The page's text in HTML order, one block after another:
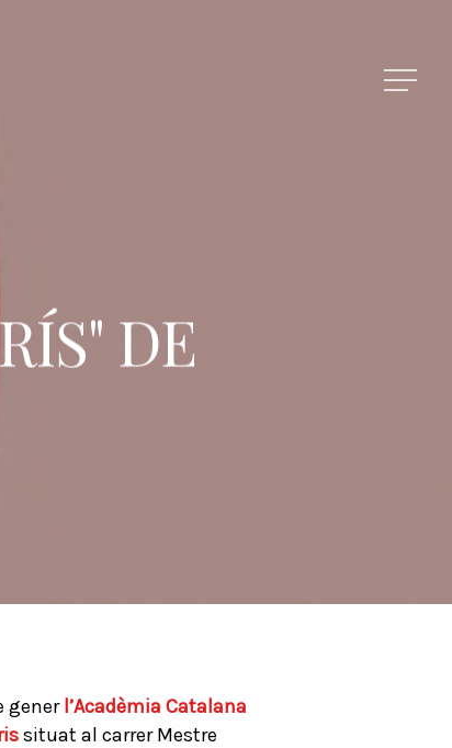
DE
gener l’Acadèmia Catalana
situat al carrer Mestre